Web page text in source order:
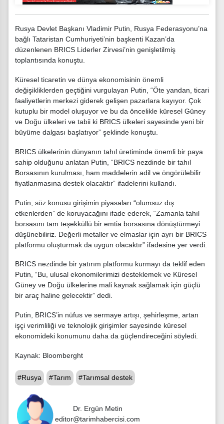
Rusya Devlet Başkanı Vladimir Putin, Rusya Federasyonu’na
bağlı Tataristan Cumhuriyeti’nin başkenti Kazan’da
düzenlenen BRICS Liderler Zirvesi’nin genişletilmiş
toplantısında konuştu.
Küresel ticaretin ve dünya ekonomisinin önemli
değişikliklerden geçtiğini vurgulayan Putin, “Öte yandan, ticari
faaliyetlerin merkezi giderek gelişen pazarlara kayıyor. Çok
kutuplu bir model oluşuyor ve bu da öncelikle küresel Güney
ve Doğu ülkeleri ve tabii ki BRICS ülkeleri sayesinde yeni bir
büyüme dalgası başlatıyor” şeklinde konuştu.
BRICS ülkelerinin dünyanın tahıl üretiminde önemli bir paya
sahip olduğunu anlatan Putin, “BRICS nezdinde bir tahıl
Borsasının kurulması, ham maddelerin adil ve öngörülebilir
fiyatlanmasına destek olacaktır” ifadelerini kullandı.
Putin, söz konusu girişimin piyasaları “olumsuz dış
etkenlerden” de koruyacağını ifade ederek, “Zamanla tahıl
borsasını tam teşekküllü bir emtia borsasına dönüştürmeyi
düşünebiliriz. Değerli metaller ve elmaslar için ayrı bir BRICS
platformu oluşturmak da uygun olacaktır” ifadesine yer verdi.
BRICS nezdinde bir yatırım platformu kurmayı da teklif eden
Putin, “Bu, ulusal ekonomilerimizi desteklemek ve Küresel
Güney ve Doğu ülkelerine mali kaynak sağlamak için güçlü
bir araç haline gelecektir” dedi.
Putin, BRICS’in nüfus ve sermaye artışı, şehirleşme, artan
işçi verimliliği ve teknolojik girişimler sayesinde küresel
ekonomideki konumunu daha da güçlendireceğini söyledi.
Kaynak: Bloomberght
#Rusya #Tarım #Tarımsal destek
Dr. Ergün Metin
editor@tarimhabercisi.com